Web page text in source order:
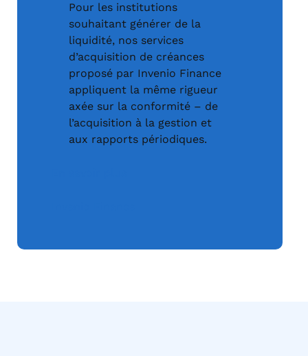
Pour les institutions
souhaitant générer de la
liquidité, nos services
d’acquisition de créances
proposé par Invenio Finance
appliquent la même rigueur
axée sur la conformité – de
l’acquisition à la gestion et
aux rapports périodiques.